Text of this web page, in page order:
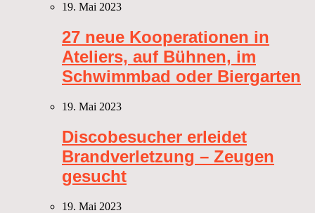
19. Mai 2023
27 neue Kooperationen in
Ateliers, auf Bühnen, im
Schwimmbad oder Biergarten
19. Mai 2023
Discobesucher erleidet
Brandverletzung – Zeugen
gesucht
19. Mai 2023